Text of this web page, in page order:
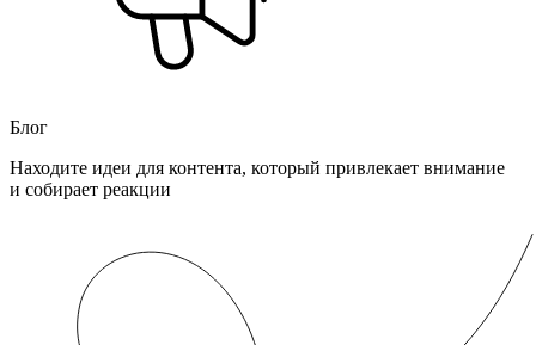
Блог
Находите идеи для контента, который привлекает внимание
и собирает реакции